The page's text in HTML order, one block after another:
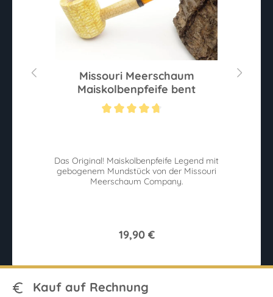
Missouri Meerschaum
Maiskolbenpfeife bent
Das Original! Maiskolbenpfeife Legend mit
gebogenem Mundstück von der Missouri
Meerschaum Company.
19,90 €
Kauf auf Rechnung